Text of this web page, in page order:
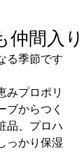
仲間入り
る季節です
みプロポリ
ブからつく
品、プロハ
っかり保湿